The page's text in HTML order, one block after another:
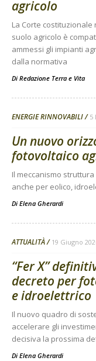
agricolo
La Corte costituzionale
suolo agricolo è
ammessi gli impianti
dalla normativa
Di Redazione Terra e Vita
ENERGIE RINNOVABILI 5
Un nuovo
fotovoltaico
Il meccanismo
anche per eolico,
Di Elena Gherardi
ATTUALITÀ 19 Giugno
“Fer X”
decreto per
e idroelettrico
Il nuovo quadro di
accelerare gli
decisiva la prossima
Di Elena Gherardi